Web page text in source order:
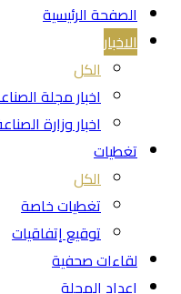
الصفحة الرئيسية
الاخبار
الكل
اخبار مجلة
اخبار وزارة
تغطيات
الكل
تغطيات خاصة
توقيع إتفاقيات
لقاءات صحفية
اعداد المجلة